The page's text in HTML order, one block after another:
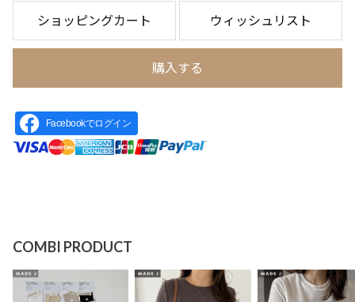
ショッピングカート ウィッシュリスト
購入する
Facebookでログイン
COMBI PRODUCT